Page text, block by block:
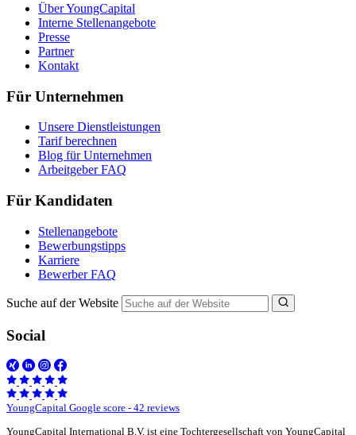
Über YoungCapital
Interne Stellenangebote
Presse
Partner
Kontakt
Für Unternehmen
Unsere Dienstleistungen
Tarif berechnen
Blog für Unternehmen
Arbeitgeber FAQ
Für Kandidaten
Stellenangebote
Bewerbungstipps
Karriere
Bewerber FAQ
Suche auf der Website
Social
YoungCapital Google score - 42 reviews
YoungCapital International B.V. ist eine Tochtergesellschaft von YoungCapital